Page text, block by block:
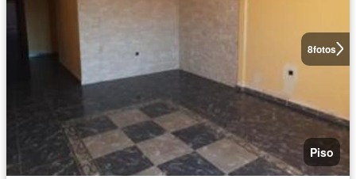
8fotos
Piso